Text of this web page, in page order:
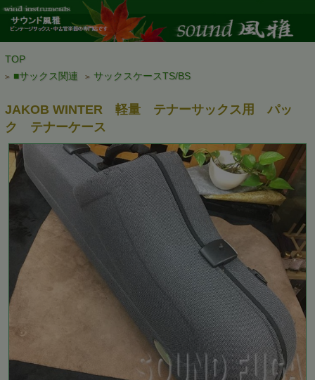
TOP
> ■サックス関連 > サックスケースTS/BS
JAKOB WINTER 軽量 テナーサックス用 パッ
ク テナーケース